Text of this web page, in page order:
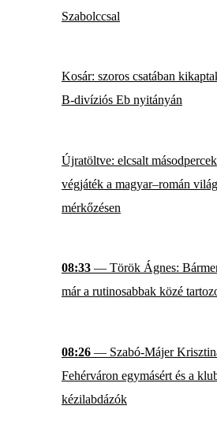
Szabolccsal
Kosár: szoros csatában
B-divíziós Eb nyitányán
Újratöltve: elcsalt
végjáték a magyar–román
mérkőzésen
08:33 — Török Ágnes:
már a rutinosabbak közé
08:26 — Szabó-Májer
Fehérváron egymásért és a
kézilabdázók